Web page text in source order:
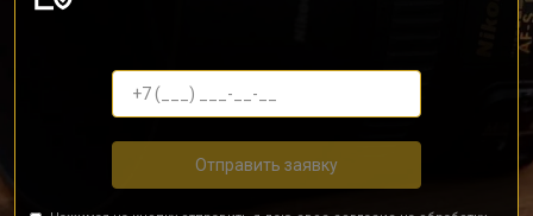
Отправить заявку